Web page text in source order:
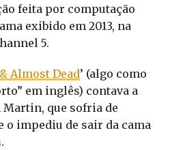
feita por computação
exibido em 2013, na
5.
Almost Dead’ (algo como
em inglês) contava a
que sofria de
o impediu de sair da cama